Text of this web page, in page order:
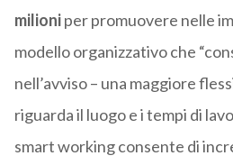
milioniper promuovere nelle
modello organizzativo che
nell’avviso – una maggiore
riguarda il luogo e i tempi di
smart working consente di